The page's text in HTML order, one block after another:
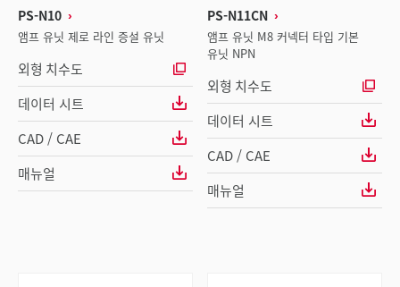
PS-N10
앰프 유닛 제로 라인 증설 유닛
외형 치수도
데이터 시트
CAD / CAE
매뉴얼
PS-N11CN
앰프 유닛 M8 커넥터 타입 기본
유닛 NPN
외형 치수도
데이터 시트
CAD / CAE
매뉴얼